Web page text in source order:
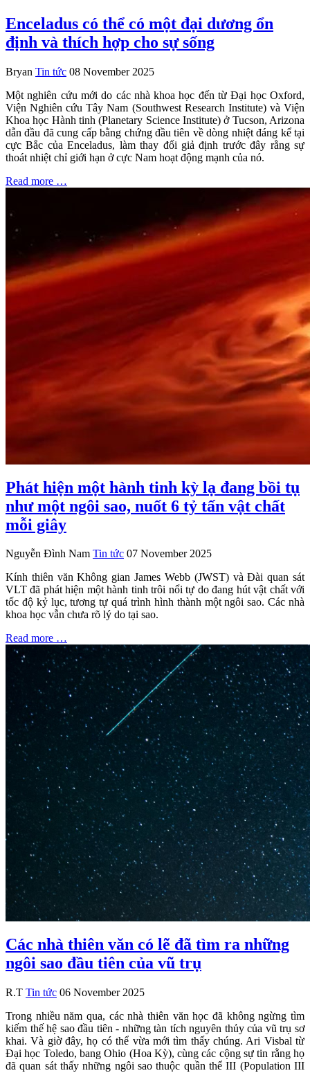
Enceladus có thể có một đại dương ổn
định và thích hợp cho sự sống
Bryan Tin tức 08 November 2025
Một nghiên cứu mới do các nhà khoa học đến từ Đại học Oxford,
Viện Nghiên cứu Tây Nam (Southwest Research Institute) và Viện
Khoa học Hành tinh (Planetary Science Institute) ở Tucson, Arizona
dẫn đầu đã cung cấp bằng chứng đầu tiên về dòng nhiệt đáng kể tại
cực Bắc của Enceladus, làm thay đổi giả định trước đây rằng sự
thoát nhiệt chỉ giới hạn ở cực Nam hoạt động mạnh của nó.
Read more …
Phát hiện một hành tinh kỳ lạ đang bồi tụ
như một ngôi sao, nuốt 6 tỷ tấn vật chất
mỗi giây
Nguyễn Đình Nam Tin tức 07 November 2025
Kính thiên văn Không gian James Webb (JWST) và Đài quan sát
VLT đã phát hiện một hành tinh trôi nổi tự do đang hút vật chất với
tốc độ kỷ lục, tương tự quá trình hình thành một ngôi sao. Các nhà
khoa học vẫn chưa rõ lý do tại sao.
Read more …
Các nhà thiên văn có lẽ đã tìm ra những
ngôi sao đầu tiên của vũ trụ
R.T Tin tức 06 November 2025
Trong nhiều năm qua, các nhà thiên văn học đã không ngừng tìm
kiếm thế hệ sao đầu tiên - những tàn tích nguyên thủy của vũ trụ sơ
khai. Và giờ đây, họ có thể vừa mới tìm thấy chúng. Ari Visbal từ
Đại học Toledo, bang Ohio (Hoa Kỳ), cùng các cộng sự tin rằng họ
đã quan sát thấy những ngôi sao thuộc quần thể III (Population III